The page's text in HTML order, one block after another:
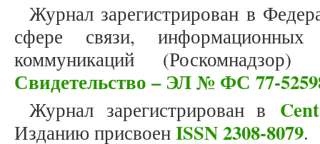
Журнал зарегистрирован в
сфере связи,
коммуникаций
Свидетельство – ЭЛ № ФС 77-
Журнал зарегистрирован в
Изданию присвоенISSN 2308-8079.